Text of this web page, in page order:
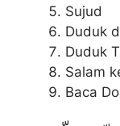
Sujud
Duduk
Duduk
Salam
Baca